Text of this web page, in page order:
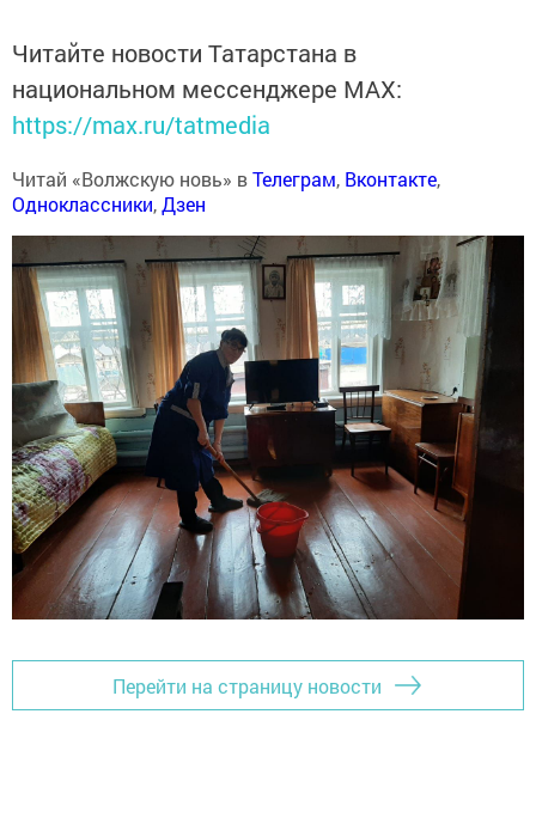
Читайте новости Татарстана в
национальном мессенджере MАХ:
https://max.ru/tatmedia
Читай «Волжскую новь» вТелеграм, Вконтакте,
Одноклассники,Дзен
Перейти на страницу новости